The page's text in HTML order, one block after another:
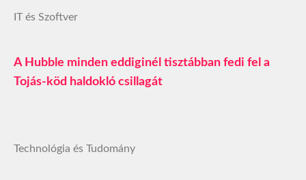
IT és Szoftver
A Hubble minden eddiginél tisztábban fedi fel a
Tojás‑köd haldokló csillagát
Technológia és Tudomány